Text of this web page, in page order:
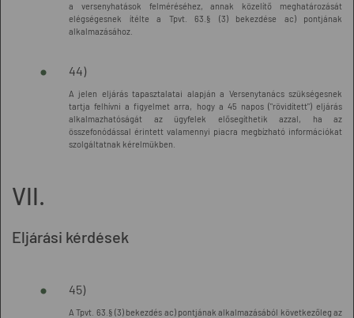
a versenyhatások felméréséhez, annak közelítő meghatározását
elégségesnek ítélte a Tpvt. 63.§ (3) bekezdése ac) pontjának
alkalmazásához.
44)
A jelen eljárás tapasztalatai alapján a Versenytanács szükségesnek
tartja felhívni a figyelmet arra, hogy a 45 napos ("rövidített") eljárás
alkalmazhatóságát az ügyfelek elősegíthetik azzal, ha az
összefonódással érintett valamennyi piacra megbízható információkat
szolgáltatnak kérelmükben.
VII.
Eljárási kérdések
45)
A Tpvt. 63.§ (3) bekezdés ac) pontjának alkalmazásából következőleg az